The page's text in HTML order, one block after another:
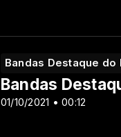
Bandas Destaque do
01/10/2021 • 00:12
Bandas